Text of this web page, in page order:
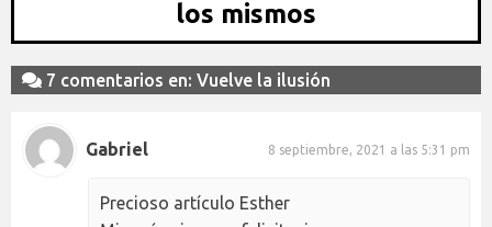
los mismos
7 comentarios en: Vuelve la ilusión
Gabriel 8 septiembre, 2021 a las 5:31 pm
Precioso artículo Esther